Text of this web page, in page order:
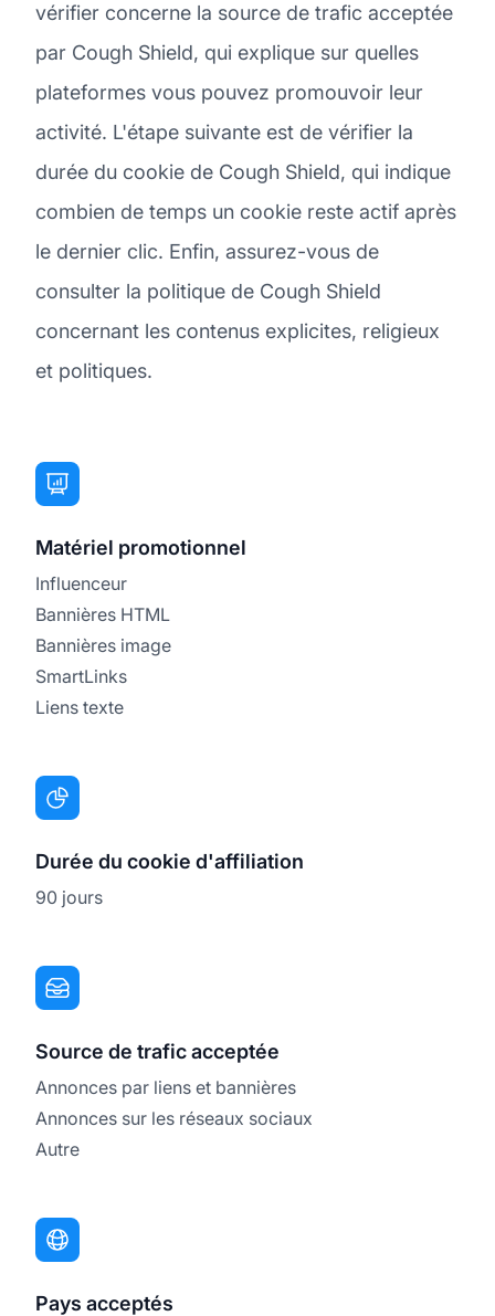
vérifier concerne la source de trafic acceptée
par Cough Shield, qui explique sur quelles
plateformes vous pouvez promouvoir leur
activité. L'étape suivante est de vérifier la
durée du cookie de Cough Shield, qui indique
combien de temps un cookie reste actif après
le dernier clic. Enfin, assurez-vous de
consulter la politique de Cough Shield
concernant les contenus explicites, religieux
et politiques.
Matériel promotionnel
Influenceur
Bannières HTML
Bannières image
SmartLinks
Liens texte
Durée du cookie d'affiliation
90 jours
Source de trafic acceptée
Annonces par liens et bannières
Annonces sur les réseaux sociaux
Autre
Pays acceptés